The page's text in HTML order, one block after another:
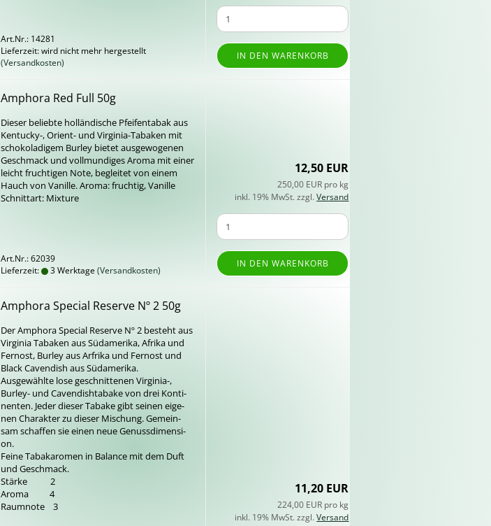
Art.Nr.: 14281
Lieferzeit: wird nicht mehr hergestellt
(Versandkosten)
IN DEN WARENKORB
Am­pho­ra Red Full 50g
Die­ser be­lieb­te hol­län­di­sche Pfei­fen­ta­bak aus
Kentucky-​, Orient-​ und Virginia-​Tabaken mit
scho­ko­la­di­gem Bur­ley bie­tet aus­ge­wo­ge­nen
Ge­schmack und voll­mun­di­ges Aroma mit einer
leicht fruch­ti­gen Note, be­glei­tet von einem
Hauch von Va­nil­le. Aroma: fruch­tig, Va­nil­le
Schnitt­art: Mix­tu­re
Art.Nr.: 62039
Lieferzeit:
3 Werktage (Versandkosten)
12,50 EUR
250,00 EUR pro kg
inkl. 19% MwSt. zzgl.Versand
IN DEN WARENKORB
Am­pho­ra Spe­cial Re­ser­ve Nº 2 50g
Der Am­pho­ra Spe­cial Re­ser­ve Nº 2 be­steht aus
Vir­gi­nia Ta­ba­ken aus Süd­ame­ri­ka, Afri­ka und
Fern­ost, Bur­ley aus Ar­fri­ka und Fern­ost und
Black Ca­ven­dish aus Süd­ame­ri­ka.
Aus­ge­wähl­te lose ge­schnit­te­nen Virginia-​,
Burley-​ und Ca­ven­dish­t­a­ba­ke von drei Kon­ti­
nen­ten. Jeder die­ser Ta­ba­ke gibt sei­nen ei­ge­
nen Cha­rak­ter zu die­ser Mi­schung. Ge­mein­
sam schaf­fen sie einen neue Ge­nuss­di­men­si­
on.
Feine Ta­ba­k­a­ro­men in Ba­lan­ce mit dem Duft
und Ge­schmack.
Stär­ke 2
Aroma 4
Raum­no­te 3
11,20 EUR
224,00 EUR pro kg
inkl. 19% MwSt. zzgl.Versand